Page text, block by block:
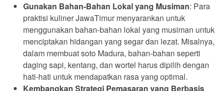
Gunakan Bahan-Bahan Lokal yang Musiman: Para
praktisi kuliner JawaTimur menyarankan untuk
menggunakan bahan-bahan lokal yang musiman untuk
menciptakan hidangan yang segar dan lezat. Misalnya,
dalam membuat soto Madura, bahan-bahan seperti
daging sapi, kentang, dan wortel harus dipilih dengan
hati-hati untuk mendapatkan rasa yang optimal.
Kembangkan Strategi Pemasaran yang Berbasis